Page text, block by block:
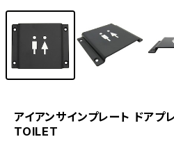
アイアンサインプレート ドアプ
TOILET